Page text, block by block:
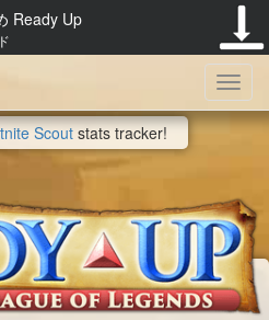
Ready Up
Scout stats tracker!